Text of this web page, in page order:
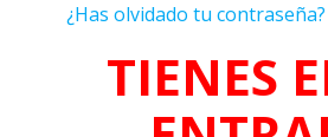
¿Has olvidado tu contraseña?
TIENES